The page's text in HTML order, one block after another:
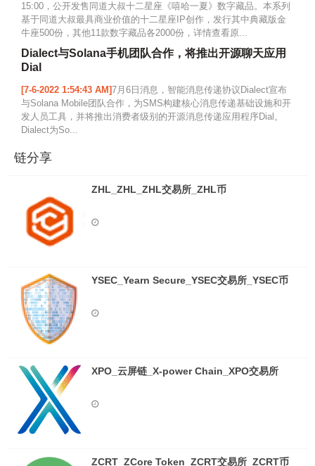
15:00，公开发售同道大叔十二星座《嘻哈一夏》数字藏品。本系列
基于同道大叔最具商业价值的十二星座IP创作，发行其中典藏版金
牛座500份，其他11款数字藏品各2000份，详情查看原...
Dialect与Solana手机团队合作，将推出开源聊天应用
Dial
[7-6-2022 1:54:43 AM]7月6日消息，智能消息传递协议Dialect宣布
与Solana Mobile团队合作，为SMS构建核心消息传递基础设施和开
发人员工具，并将推出消费者级别的开源消息传递应用程序Dial。
Dialect为So...
链分享
ZHL_ZHL_ZHL交易所_ZHL币
YSEC_Yearn Secure_YSEC交易所_YSEC币
XPO_云屏链_X-power Chain_XPO交易所
ZCRT_ZCore Token_ZCRT交易所_ZCRT币